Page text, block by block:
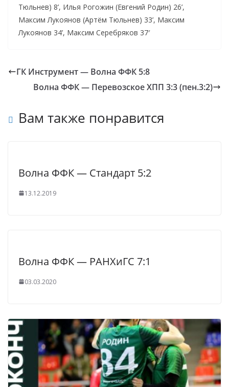
Тюльнев) 8’, Илья Рогожин (Евгений Родин) 26’,
Максим Лукоянов (Артём Тюльнев) 33’, Максим
Лукоянов 34’, Максим Серебряков 37′
ГК Инструмент — Волна ФФК 5:8
Волна ФФК — Перевозское ХПП 3:3 (пен.3:2)
Вам также понравится
Волна ФФК — Стандарт 5:2
13.12.2019
Волна ФФК — РАНХиГС 7:1
03.03.2020